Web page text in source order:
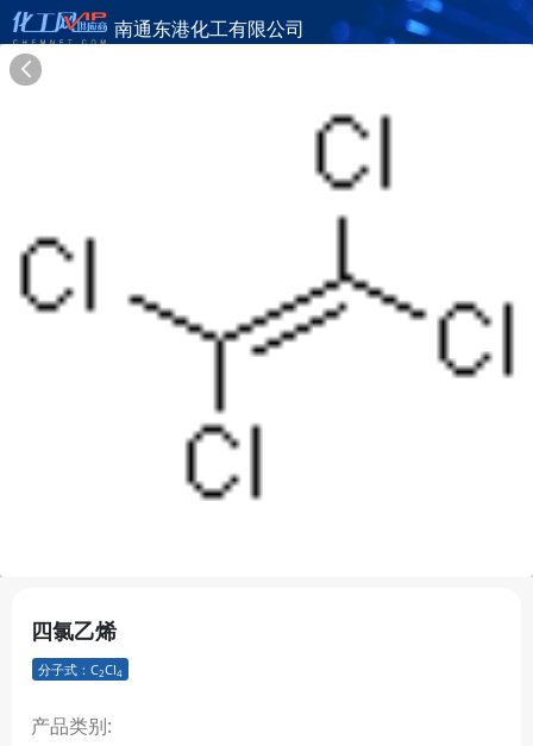
南通东港化工有限公司
联系方式
南通东港化工有限公司
供应商合作
四氯乙烯
分子式：C2Cl4
产品类别: